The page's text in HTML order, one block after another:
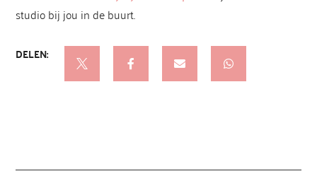
studio bij jou in de buurt.
